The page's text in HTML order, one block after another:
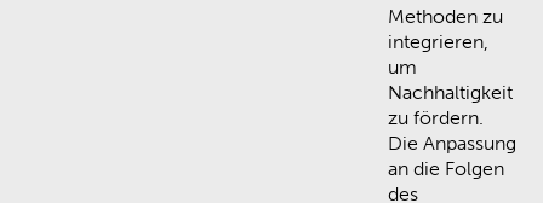
Methoden zu
integrieren,
um
Nachhaltigkeit
zu fördern.
Die Anpassung
an die Folgen
des